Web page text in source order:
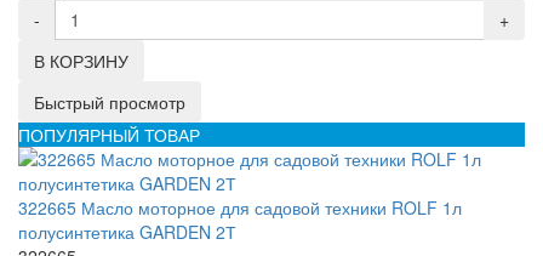
-
+
В КОРЗИНУ
Быстрый просмотр
ПОПУЛЯРНЫЙ ТОВАР
322665 Масло моторное для садовой техники ROLF 1л
полусинтетика GARDEN 2Т